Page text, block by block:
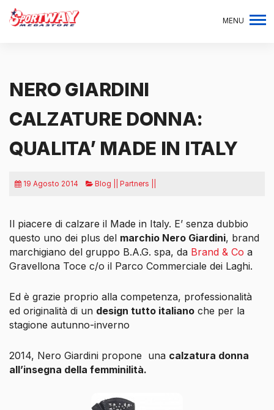
MENU
NERO GIARDINI
CALZATURE DONNA:
QUALITA’ MADE IN ITALY
19 Agosto 2014 Blog || Partners ||
Il piacere di calzare il Made in Italy. E’ senza dubbio
questo uno dei plus del marchio Nero Giardini, brand
marchigiano del gruppo B.A.G. spa, da Brand & Co a
Gravellona Toce c/o il Parco Commerciale dei Laghi.
Ed è grazie proprio alla competenza, professionalità
ed originalità di un design tutto italiano che per la
stagione autunno-inverno
2014, Nero Giardini propone una calzatura donna
all’insegna della femminilità.